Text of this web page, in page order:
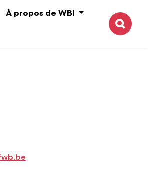
À propos de WBI